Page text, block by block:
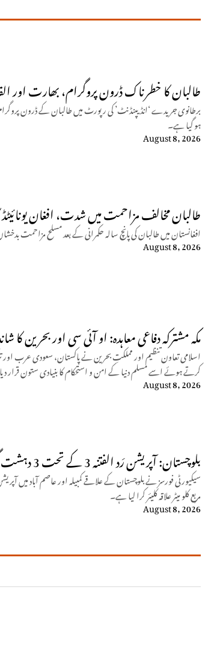
طالبان کا خطرناک ڈرون پروگرام، بھارت اور
برطانوی جریدے ‘انڈیپنڈنٹ’ کی رپورٹ میں طالبان کے ڈرون
ہو گیا ہے۔
August 8, 2026
طالبان مخالف مزاحمت میں شدت، افغان یونائیٹڈ کا 5 صوبوں میں کارروائیوں کا
افغانستان میں طالبان کی پانچ سالہ حکمرانی کے بعد مسلح مزاحمت
August 8, 2026
مکہ مشترکہ دفاعی معاہدہ: او آئی سی اور بحرین کا
اسلامی تعاون تنظیم اور مملکتِ بحرین نے پاکستان، سعودی عرب
کرتے ہوئے اسے مسلم دنیا کے امن و استحکام کا بنیادی ستون قرار
August 8, 2026
بلوچستان: آپریشن رَد الفتنہ 3 کے تحت 3 دہشت گرد ہلاک
مربع کلو میٹر علاقہ کلیئر کرا لیا ہے۔
August 8, 2026